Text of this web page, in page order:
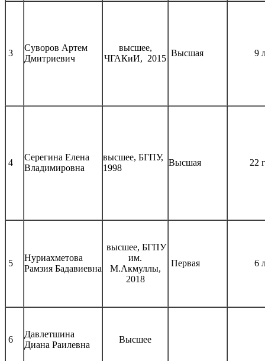
3
Суворов Артем
Дмитриевич
высшее,
ЧГАКиИ, 2015
Высшая 9
4
Серегина Елена
Владимировна
высшее, БГПУ,
1998
Высшая 22
5
Нуриахметова
Рамзия Бадавиевна
высшее, БГПУ
им.
М.Акмуллы,
2018
Первая 6
6
Давлетшина
Диана Раилевна
Высшее